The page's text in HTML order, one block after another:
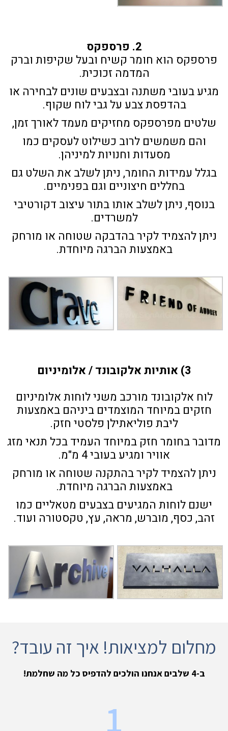
2. פרספקס
פרספקס הוא חומר קשיח ובעל שקיפות וברק
המדמה זכוכית.
מגיע בעובי משתנה ובצבעים שונים לבחירה או
בהדפסת צבע על גבי לוח שקוף.
שלטים מפרספקס מחזיקים מעמד לאורך זמן,
והם משמשים לרוב כשילוט לעסקים כמו
מסעדות וחנויות למיניהן.
בגלל עמידות החומר, ניתן לשלב את השלט גם
בחללים חיצוניים וגם בפנימיים.
בנוסף, ניתן לשלב אותו בתור עיצוב דקורטיבי
למשרדים.
ניתן להצמיד לקיר בהדבקה שטוחה או מורחק
באמצעות הברגה מיוחדת.
3) אותיות אלקובונד / אלומיניום
לוח אלקובונד מורכב משני לוחות אלומיניום
חזקים במיוחד המוצמדים ביניהם באמצעות
ליבת פוליאתילן פלסטי חזק.
מדובר בחומר חזק במיוחד העמיד בכל תנאי מזג
אוויר ומגיע בעובי 4 מ"מ.
ניתן להצמיד לקיר בהתקנה שטוחה או מורחק
באמצעות הברגה מיוחדת.
ישנם לוחות המגיעים בצבעים מטאליים כמו
זהב, כסף, מוברש, מראה, עץ, טקסטורה ועוד.
מחלום למציאות! איך זה עובד?
ב-4 שלבים אנחנו הולכים להדפיס כל מה שחלמת!
1